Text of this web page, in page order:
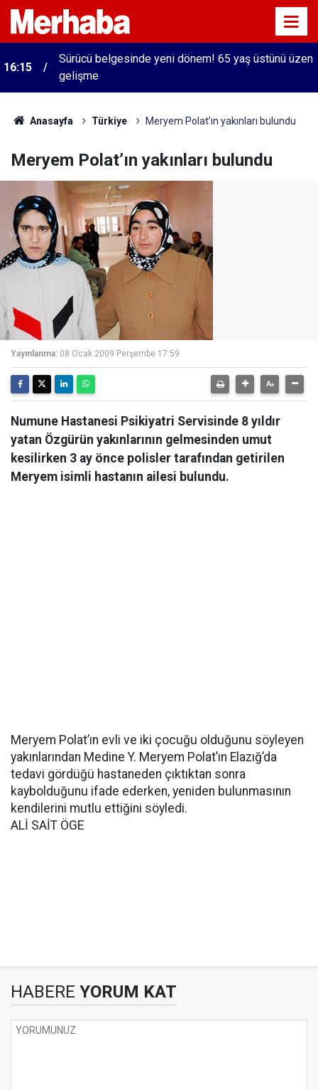
16:15
Sürücü belgesinde yeni dönem! 65 yaş üstünü üzen
gelişme
Anasayfa Türkiye Meryem Polat’ın yakınları bulundu
Meryem Polat’ın yakınları bulundu
Yayınlanma: 08 Ocak 2009 Perşembe 17:59
Numune Hastanesi Psikiyatri Servisinde 8 yıldır
yatan Özgürün yakınlarının gelmesinden umut
kesilirken 3 ay önce polisler tarafından getirilen
Meryem isimli hastanın ailesi bulundu.
Meryem Polat’ın evli ve iki çocuğu olduğunu söyleyen
yakınlarından Medine Y. Meryem Polat’ın Elazığ’da
tedavi gördüğü hastaneden çıktıktan sonra
kaybolduğunu ifade ederken, yeniden bulunmasının
kendilerini mutlu ettiğini söyledi.
ALİ SAİT ÖGE
HABERE YORUM KAT